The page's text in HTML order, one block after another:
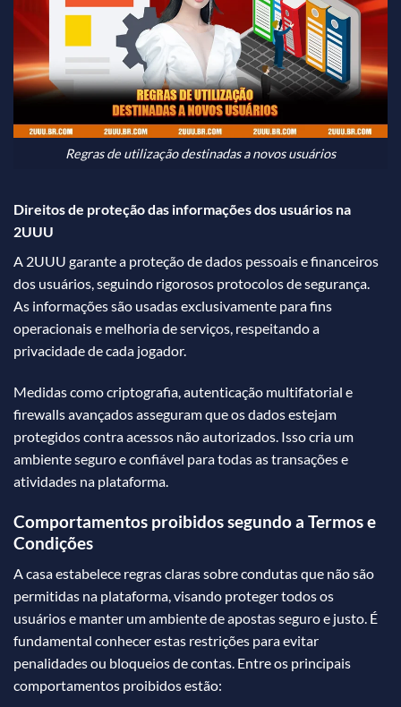
Regras de utilização destinadas a novos usuários
Direitos de proteção das informações dos usuários na
2UUU
A 2UUU garante a proteção de dados pessoais e financeiros
dos usuários, seguindo rigorosos protocolos de segurança.
As informações são usadas exclusivamente para fins
operacionais e melhoria de serviços, respeitando a
privacidade de cada jogador.
Medidas como criptografia, autenticação multifatorial e
firewalls avançados asseguram que os dados estejam
protegidos contra acessos não autorizados. Isso cria um
ambiente seguro e confiável para todas as transações e
atividades na plataforma.
Comportamentos proibidos segundo a Termos e
Condições
A casa estabelece regras claras sobre condutas que não são
permitidas na plataforma, visando proteger todos os
usuários e manter um ambiente de apostas seguro e justo. É
fundamental conhecer estas restrições para evitar
penalidades ou bloqueios de contas. Entre os principais
comportamentos proibidos estão: